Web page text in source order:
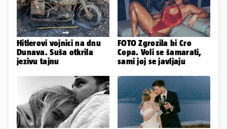
Hitlerovi vojnici na dnu
Dunava. Suša otkrila
jezivu tajnu
FOTO Zgrozila bi Cro
Copa. Voli se šamarati,
sami joj se javljaju